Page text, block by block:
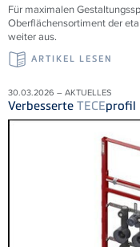
Für maximalen
Oberflächensortiment der
weiter aus.
ARTIKEL LESEN
30.03.2026 – AKTUELLES
Verbesserte TECEprofil